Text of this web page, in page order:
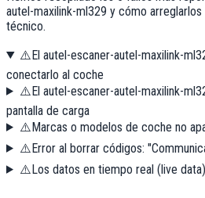
autel-maxilink-ml329 y cómo
técnico.
⚠️El autel-escaner-autel-maxilink-
conectarlo al coche
⚠️El autel-escaner-autel-maxilink-
pantalla de carga
⚠️Marcas o modelos de coche no
⚠️Error al borrar códigos:
⚠️Los datos en tiempo real (live